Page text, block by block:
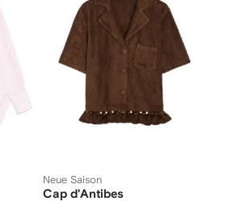
Neue Saison
Cap d'Antibes